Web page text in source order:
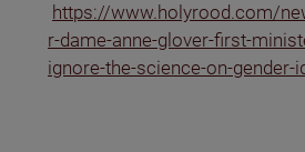
https://www.holyrood.com/
r-dame-anne-glover-first-
ignore-the-science-on-gender-
(odkaz je externí)